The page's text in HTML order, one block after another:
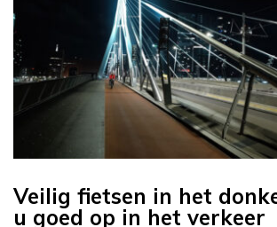
Veilig fietsen in het
u goed op in het verkeer